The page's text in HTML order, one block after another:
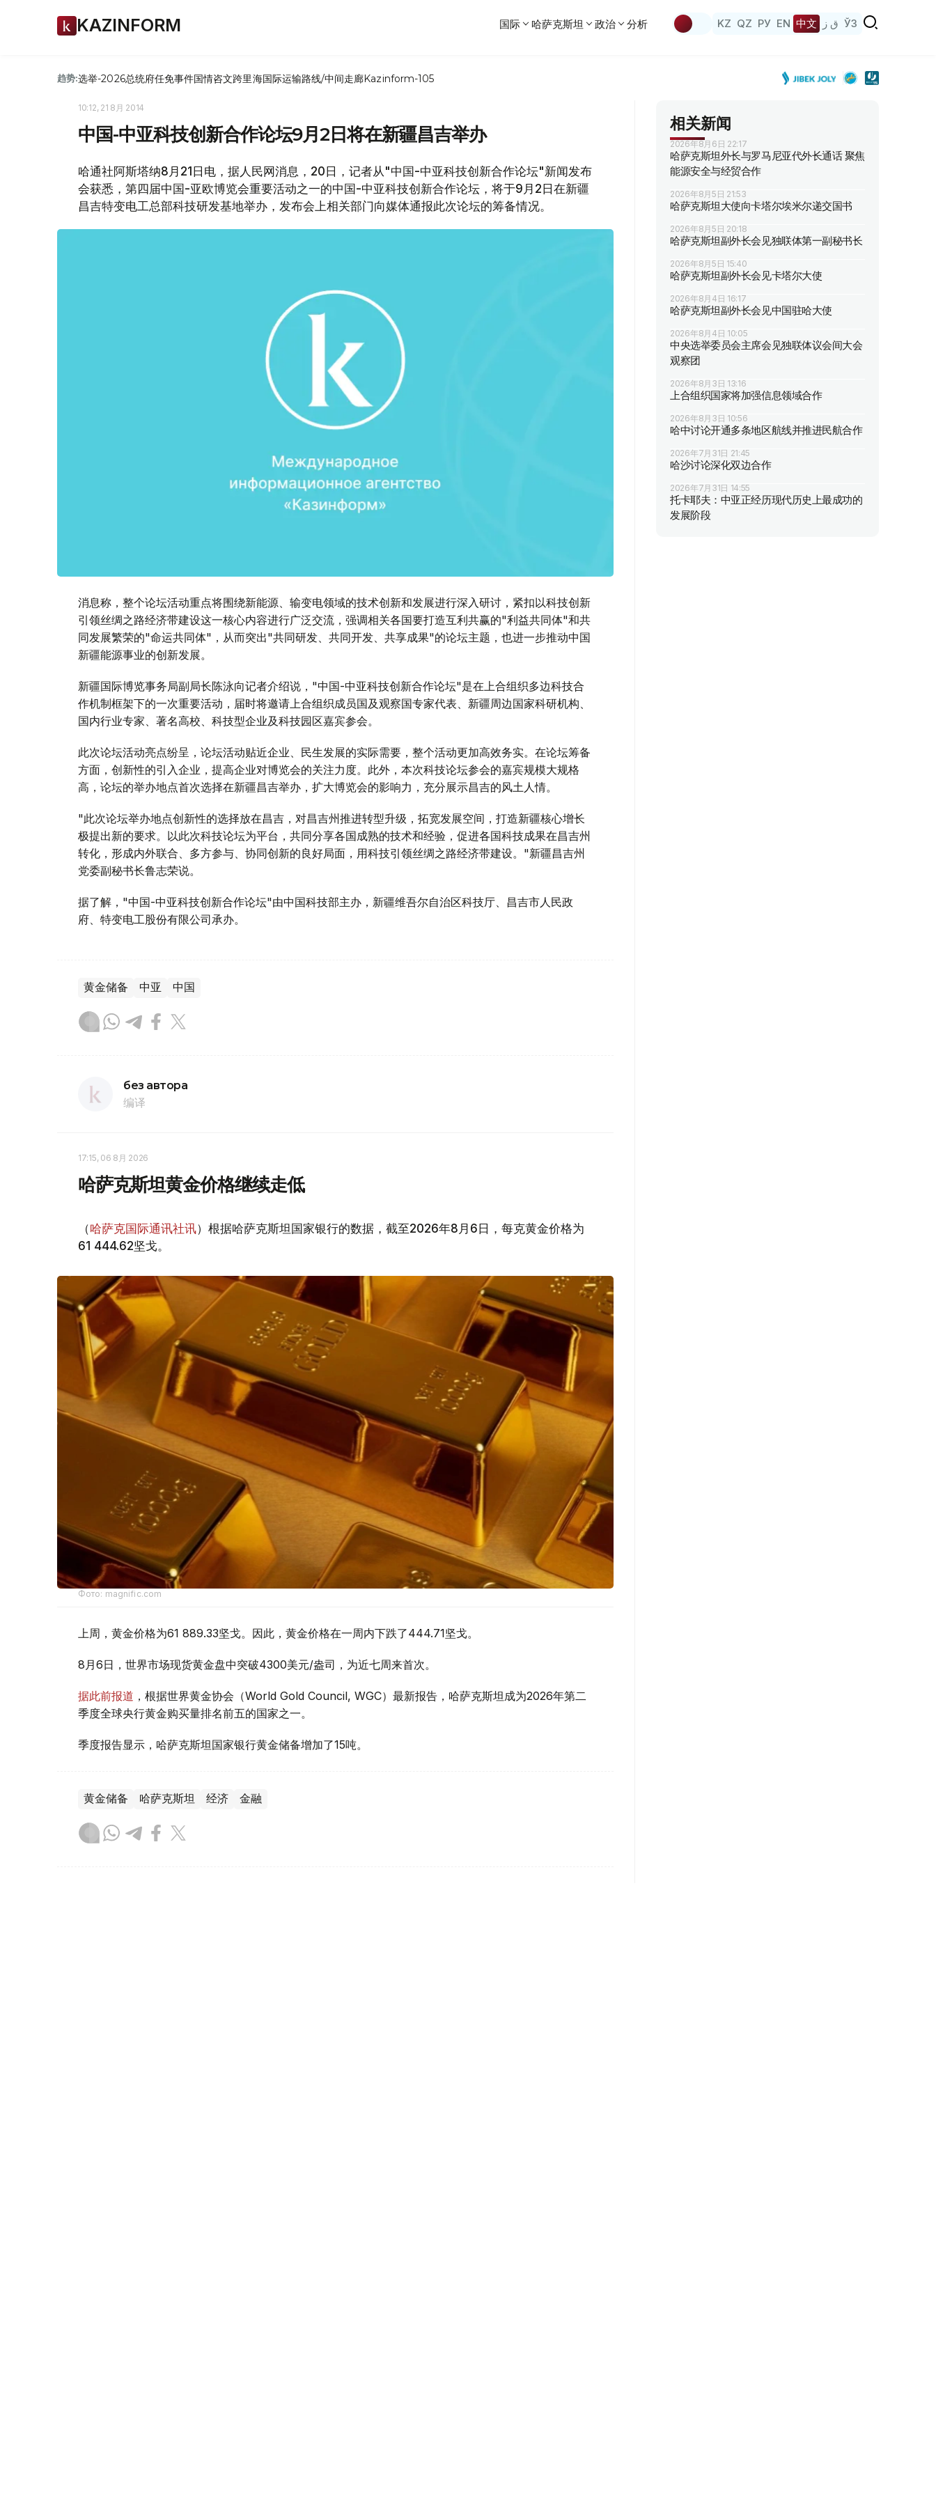
KAZINFORM 国际 哈萨克斯坦 政治 分析 KZ QZ РУ EN 中文 ق ز ЎЗ
趋势:选举-2026总统府任免事件国情咨文跨里海国际运输路线/中间走廊Kazinform-105
10:12, 21 8月 2014
中国-中亚科技创新合作论坛9月2日将在新疆昌吉举办
哈通社阿斯塔纳8月21日电，据人民网消息，20日，记者从"中国-中亚科技创新合作论坛"新闻发布
会获悉，第四届中国-亚欧博览会重要活动之一的中国-中亚科技创新合作论坛，将于9月2日在新疆
昌吉特变电工总部科技研发基地举办，发布会上相关部门向媒体通报此次论坛的筹备情况。
消息称，整个论坛活动重点将围绕新能源、输变电领域的技术创新和发展进行深入研讨，紧扣以科技创新
引领丝绸之路经济带建设这一核心内容进行广泛交流，强调相关各国要打造互利共赢的"利益共同体"和共
同发展繁荣的"命运共同体"，从而突出"共同研发、共同开发、共享成果"的论坛主题，也进一步推动中国
新疆能源事业的创新发展。
新疆国际博览事务局副局长陈泳向记者介绍说，"中国-中亚科技创新合作论坛"是在上合组织多边科技合
作机制框架下的一次重要活动，届时将邀请上合组织成员国及观察国专家代表、新疆周边国家科研机构、
国内行业专家、著名高校、科技型企业及科技园区嘉宾参会。
此次论坛活动亮点纷呈，论坛活动贴近企业、民生发展的实际需要，整个活动更加高效务实。在论坛筹备
方面，创新性的引入企业，提高企业对博览会的关注力度。此外，本次科技论坛参会的嘉宾规模大规格
高，论坛的举办地点首次选择在新疆昌吉举办，扩大博览会的影响力，充分展示昌吉的风土人情。
"此次论坛举办地点创新性的选择放在昌吉，对昌吉州推进转型升级，拓宽发展空间，打造新疆核心增长
极提出新的要求。以此次科技论坛为平台，共同分享各国成熟的技术和经验，促进各国科技成果在昌吉州
转化，形成内外联合、多方参与、协同创新的良好局面，用科技引领丝绸之路经济带建设。"新疆昌吉州
党委副秘书长鲁志荣说。
据了解，"中国-中亚科技创新合作论坛"由中国科技部主办，新疆维吾尔自治区科技厅、昌吉市人民政
府、特变电工股份有限公司承办。
黄金储备 中亚 中国
без автора
编译
17:15, 06 8月 2026
哈萨克斯坦黄金价格继续走低
（哈萨克国际通讯社讯）根据哈萨克斯坦国家银行的数据，截至2026年8月6日，每克黄金价格为
61 444.62坚戈。
Фото: magnific.com
上周，黄金价格为61 889.33坚戈。因此，黄金价格在一周内下跌了444.71坚戈。
8月6日，世界市场现货黄金盘中突破4300美元/盎司，为近七周来首次。
据此前报道 ，根据世界黄金协会（World Gold Council, WGC）最新报告，哈萨克斯坦成为2026年第二
季度全球央行黄金购买量排名前五的国家之一。
季度报告显示，哈萨克斯坦国家银行黄金储备增加了15吨。
黄金储备 哈萨克斯坦 经济 金融
相关新闻
2026年8月6日 22:17
哈萨克斯坦外长与罗马尼亚代外长通话 聚焦
能源安全与经贸合作
2026年8月5日 21:53
哈萨克斯坦大使向卡塔尔埃米尔递交国书
2026年8月5日 20:18
哈萨克斯坦副外长会见独联体第一副秘书长
2026年8月5日 15:40
哈萨克斯坦副外长会见卡塔尔大使
2026年8月4日 16:17
哈萨克斯坦副外长会见中国驻哈大使
2026年8月4日 10:05
中央选举委员会主席会见独联体议会间大会
观察团
2026年8月3日 13:16
上合组织国家将加强信息领域合作
2026年8月3日 10:56
哈中讨论开通多条地区航线并推进民航合作
2026年7月31日 21:45
哈沙讨论深化双边合作
2026年7月31日 14:55
托卡耶夫：中亚正经历现代历史上最成功的
发展阶段